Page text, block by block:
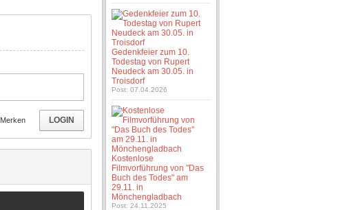
LOGIN
Merken
Gedenkfeier zum 10.
Todestag von Rupert
Neudeck am 30.05. in
Troisdorf
Post: 07.04.2026
Kostenlose
Filmvorführung von "Das
Buch des Todes" am
29.11. in
Mönchengladbach
Post: 24.11.2025